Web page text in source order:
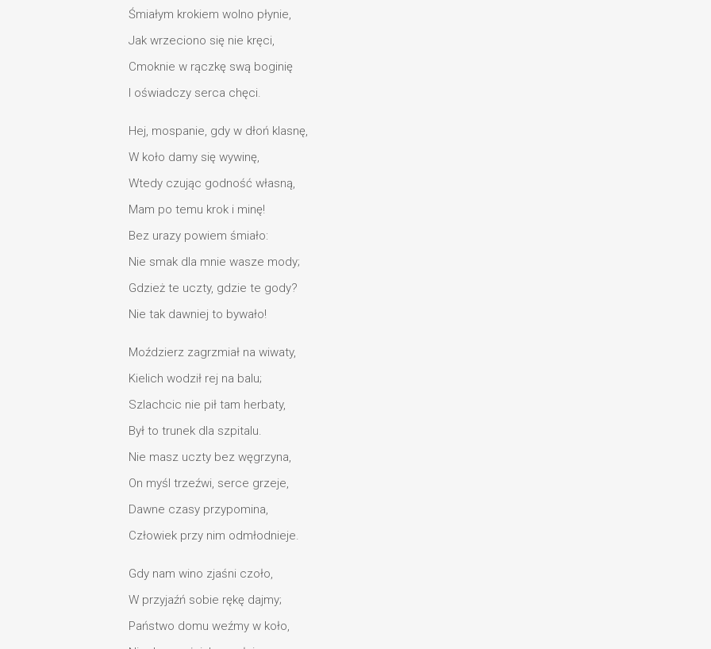
Śmiałym krokiem wolno płynie,
Jak wrzeciono się nie kręci,
Cmoknie w rączkę swą boginię
I oświadczy serca chęci.
Hej, mospanie, gdy w dłoń klasnę,
W koło damy się wywinę,
Wtedy czując godność własną,
Mam po temu krok i minę!
Bez urazy powiem śmiało:
Nie smak dla mnie wasze mody;
Gdzież te uczty, gdzie te gody?
Nie tak dawniej to bywało!
Moździerz zagrzmiał na wiwaty,
Kielich wodził rej na balu;
Szlachcic nie pił tam herbaty,
Był to trunek dla szpitalu.
Nie masz uczty bez węgrzyna,
On myśl trzeźwi, serce grzeje,
Dawne czasy przypomina,
Człowiek przy nim odmłodnieje.
Gdy nam wino zjaśni czoło,
W przyjaźń sobie rękę dajmy;
Państwo domu weźmy w koło,